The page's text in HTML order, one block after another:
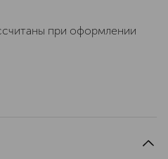
при оформлении